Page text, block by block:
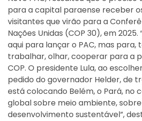
para a capital paraense receber
visitantes que virão para a
Nações Unidas (COP 30), em 2025.
aqui para lançar o PAC, mas para,
trabalhar, olhar, cooperar para a
COP. O presidente Lula, ao
pedido do governador Helder, de
está colocando Belém, o Pará, no
global sobre meio ambiente,
desenvolvimento sustentável”,